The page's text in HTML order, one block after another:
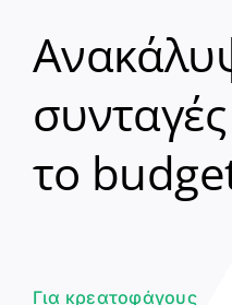
το
Για κρεατοφάγους